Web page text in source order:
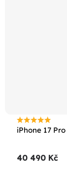
iPhone 17
je
40 490 Kč